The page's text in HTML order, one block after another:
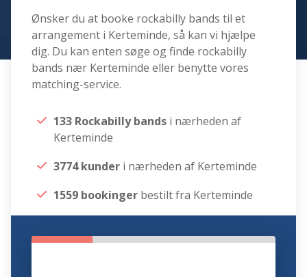
Ønsker du at booke rockabilly bands til et
arrangement i Kerteminde, så kan vi hjælpe
dig. Du kan enten søge og finde rockabilly
bands nær Kerteminde eller benytte vores
matching-service.
133 Rockabilly bands i nærheden af
Kerteminde
3774 kunder i nærheden af Kerteminde
1559 bookinger bestilt fra Kerteminde